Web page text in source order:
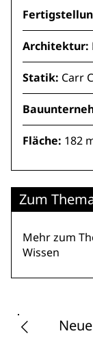
Architektur:
Statik: Carr
Fläche: 182
Zum
Mehr zum
Wissen